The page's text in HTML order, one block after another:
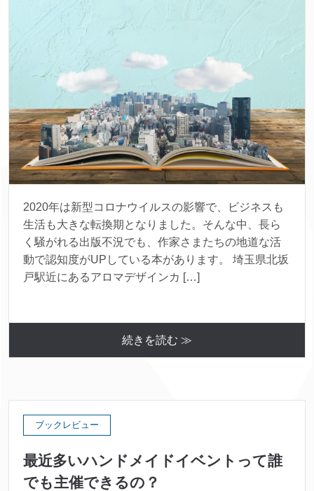
2020年は新型コロナウイルスの影響で、ビジネスも
生活も大きな転換期となりました。そんな中、長ら
く騒がれる出版不況でも、作家さまたちの地道な活
動で認知度がUPしている本があります。 埼玉県北坂
戸駅近にあるアロマデザインカ […]
続きを読む ≫
ブックレビュー
最近多いハンドメイドイベントって誰
でも主催できるの？